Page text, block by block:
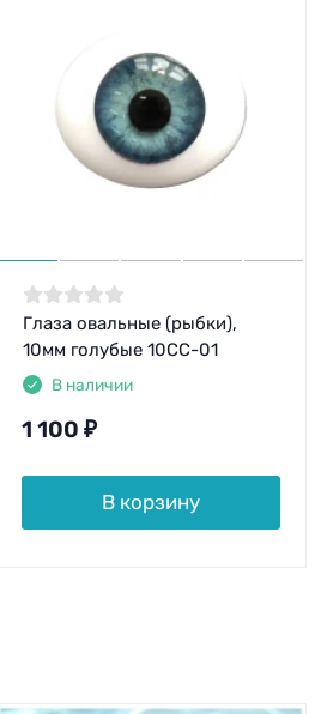
Глаза овальные (рыбки),
10мм голубые 10CC-01
В наличии
1 100 ₽
В корзину